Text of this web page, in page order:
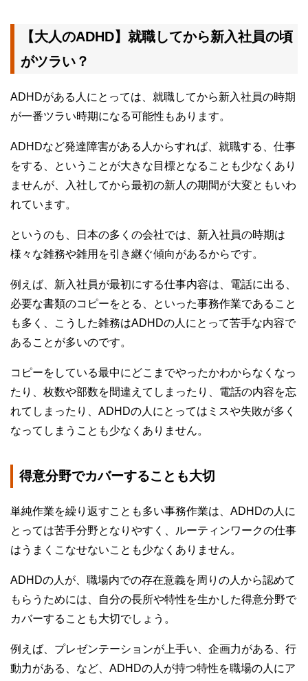
【大人のADHD】就職してから新入社員の頃
がツラい？
ADHDがある人にとっては、就職してから新入社員の時期
が一番ツラい時期になる可能性もあります。
ADHDなど発達障害がある人からすれば、就職する、仕事
をする、ということが大きな目標となることも少なくあり
ませんが、入社してから最初の新人の期間が大変ともいわ
れています。
というのも、日本の多くの会社では、新入社員の時期は
様々な雑務や雑用を引き継ぐ傾向があるからです。
例えば、新入社員が最初にする仕事内容は、電話に出る、
必要な書類のコピーをとる、といった事務作業であること
も多く、こうした雑務はADHDの人にとって苦手な内容で
あることが多いのです。
コピーをしている最中にどこまでやったかわからなくなっ
たり、枚数や部数を間違えてしまったり、電話の内容を忘
れてしまったり、ADHDの人にとってはミスや失敗が多く
なってしまうことも少なくありません。
得意分野でカバーすることも大切
単純作業を繰り返すことも多い事務作業は、ADHDの人に
とっては苦手分野となりやすく、ルーティンワークの仕事
はうまくこなせないことも少なくありません。
ADHDの人が、職場内での存在意義を周りの人から認めて
もらうためには、自分の長所や特性を生かした得意分野で
カバーすることも大切でしょう。
例えば、プレゼンテーションが上手い、企画力がある、行
動力がある、など、ADHDの人が持つ特性を職場の人にア